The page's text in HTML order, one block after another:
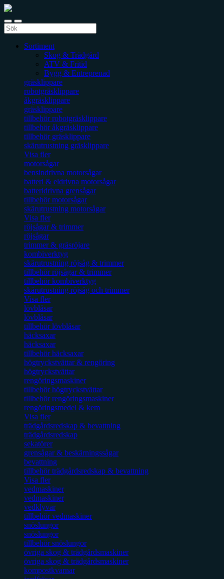
Sortiment
Skog & Trädgård
ATV & Fritid
Bygg & Entreprenad
gräsklippare
robotgräsklippare
åkgräsklippare
gräsklippare
tillbehör robotgräsklippare
tillbehör åkgräsklippare
tillbehör gräsklippare
skärutrustning gräsklippare
Visa fler
motorsågar
bensindrivna motorsågar
batteri & eldrivna motorsågar
batteridrivna grensågar
tillbehör motorsågar
skärutrustning motorsågar
Visa fler
röjsågar & trimmer
röjsågar
trimmer & gräsröjare
kombiverktyg
skärutrustning röjsåg & trimmer
tillbehör röjsågar & trimmer
tillbehör kombiverktyg
skärutrustning röjsåg och trimmer
Visa fler
lövblåsar
lövblåsar
tillbehör lövblåsar
häcksaxar
häcksaxar
tillbehör häcksaxar
högtryckstvättar & rengöring
högtryckstvättar
rengöringsmaskiner
tillbehör högtryckstvättar
tillbehör rengöringsmaskiner
rengöringsmedel & kem
Visa fler
trädgårdsredskap & bevattning
trädgårdsredskap
sekatörer
grensågar & beskärningssågar
bevattning
tillbehör trädgårdsredskap & bevattning
Visa fler
vedmaskiner
vedmaskiner
vedklyvar
tillbehör vedmaskiner
snöslungor
snöslungor
tillbehör snöslungor
övriga skog & trädgårdsmaskiner
övriga skog & trädgårdsmaskiner
kompostkvarnar